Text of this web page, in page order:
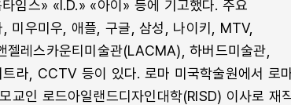
임스» «I.D.» «아이» 등에 기고했다. 주요
, 미우미우, 애플, 구글, 삼성, 나이키, MTV,
젤레스카운티미술관(LACMA), 하버드미술관,
라, CCTV 등이 있다. 로마 미국학술원에서 로
교인 로드아일랜드디자인대학(RISD) 이사로 재